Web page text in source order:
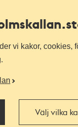
vi kakor, cookies,
Välj vilka